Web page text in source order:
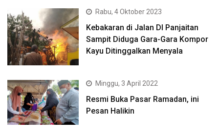
Rabu, 4 Oktober 2023
Kebakaran di Jalan DI Panjaitan
Sampit Diduga Gara-Gara Kompor
Kayu Ditinggalkan Menyala
Minggu, 3 April 2022
Resmi Buka Pasar Ramadan, ini
Pesan Halikin